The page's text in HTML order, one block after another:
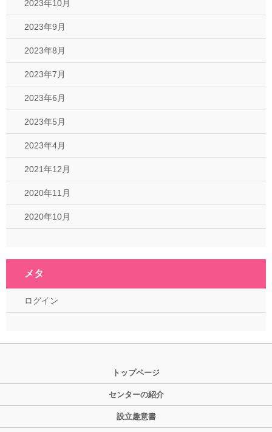
2023年10月
2023年9月
2023年8月
2023年7月
2023年6月
2023年5月
2023年4月
2021年12月
2020年11月
2020年10月
メタ
ログイン
トップページ
センターの紹介
設立趣意書